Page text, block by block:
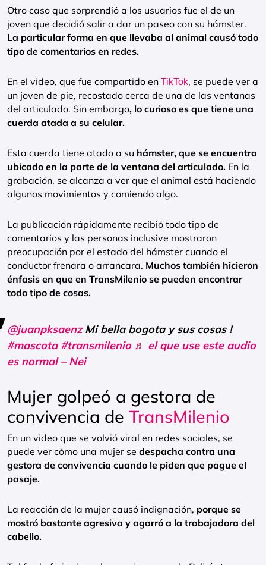
Otro caso que sorprendió a los usuarios fue el de un
joven que decidió salir a dar un paseo con su hámster.
La particular forma en que llevaba al animal causó todo
tipo de comentarios en redes.
En el video, que fue compartido en TikTok, se puede ver a
un joven de pie, recostado cerca de una de las ventanas
del articulado. Sin embargo, lo curioso es que tiene una
cuerda atada a su celular.
Esta cuerda tiene atado a su hámster, que se encuentra
ubicado en la parte de la ventana del articulado. En la
grabación, se alcanza a ver que el animal está haciendo
algunos movimientos y comiendo algo.
La publicación rápidamente recibió todo tipo de
comentarios y las personas inclusive mostraron
preocupación por el estado del hámster cuando el
conductor frenara o arrancara. Muchos también hicieron
énfasis en que en TransMilenio se pueden encontrar
todo tipo de cosas.
@juanpksaenzMi bella bogota y sus cosas !
#mascota #transmilenio ♬ el que use este audio
es normal – Nei
Mujer golpeó a gestora de
convivencia de TransMilenio
En un video que se volvió viral en redes sociales, se
puede ver cómo una mujer se despacha contra una
gestora de convivencia cuando le piden que pague el
pasaje.
La reacción de la mujer causó indignación, porque se
mostró bastante agresiva y agarró a la trabajadora del
cabello.